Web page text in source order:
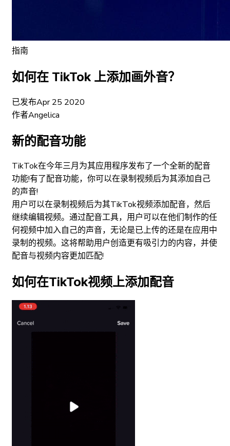
指南
如何在 TikTok 上添加画外音？
已发布Apr 25 2020
作者Angelica
新的配音功能
TikTok在今年三月为其应用程序发布了一个全新的配音
功能!有了配音功能，你可以在录制视频后为其添加自己
的声音!
用户可以在录制视频后为其TikTok视频添加配音，然后
继续编辑视频。通过配音工具，用户可以在他们制作的任
何视频中加入自己的声音，无论是已上传的还是在应用中
录制的视频。这将帮助用户创造更有吸引力的内容，并使
配音与视频内容更加匹配!
如何在TikTok视频上添加配音